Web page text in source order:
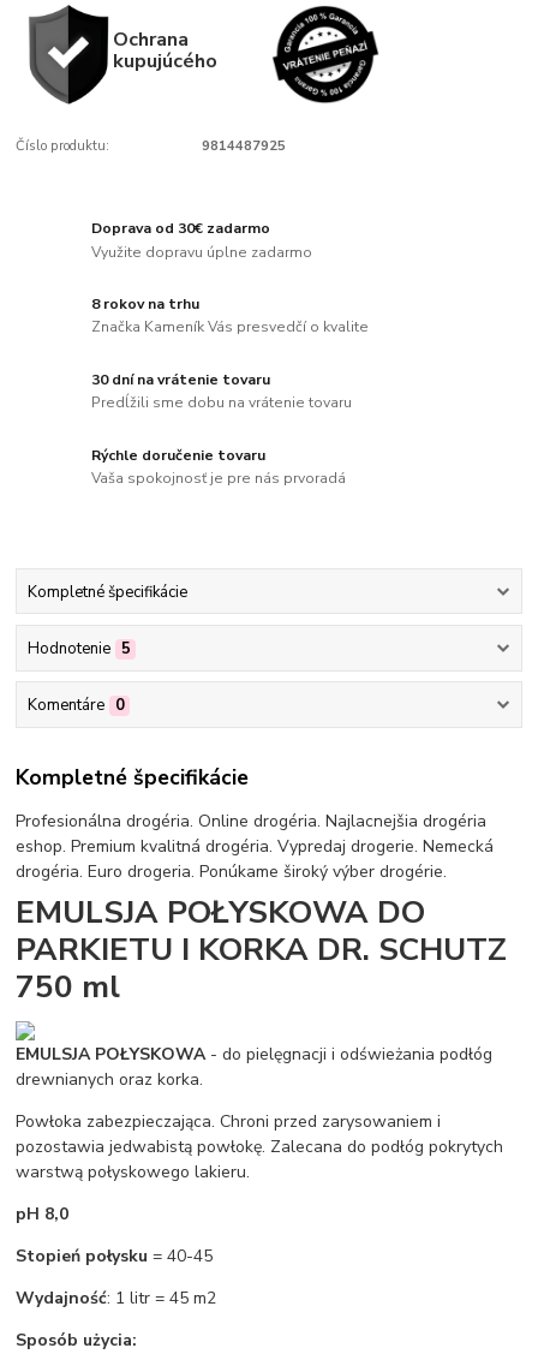
Ochrana
kupujúcého
Číslo produktu: 9814487925
Doprava od 30€ zadarmo
Využite dopravu úplne zadarmo
8 rokov na trhu
Značka Kameník Vás presvedčí o kvalite
30 dní na vrátenie tovaru
Predĺžili sme dobu na vrátenie tovaru
Rýchle doručenie tovaru
Vaša spokojnosť je pre nás prvoradá
Kompletné špecifikácie
Hodnotenie 5
Komentáre 0
Kompletné špecifikácie
Profesionálna drogéria. Online drogéria. Najlacnejšia drogéria
eshop. Premium kvalitná drogéria. Vypredaj drogerie. Nemecká
drogéria. Euro drogeria. Ponúkame široký výber drogérie.
EMULSJA POŁYSKOWA DO
PARKIETU I KORKA DR. SCHUTZ
750 ml
EMULSJA POŁYSKOWA- do pielęgnacji i odświeżania podłóg
drewnianych oraz korka.
Powłoka zabezpieczająca. Chroni przed zarysowaniem i
pozostawia jedwabistą powłokę. Zalecana do podłóg pokrytych
warstwą połyskowego lakieru.
pH 8,0
Stopień połysku = 40-45
Wydajność: 1 litr = 45 m2
Sposób użycia: